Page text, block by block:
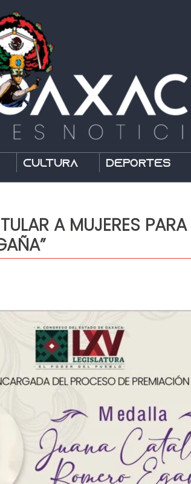
Cultura Deportes
A MUJERES